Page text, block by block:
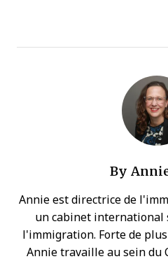
By
Annie est directrice de
un cabinet international
l'immigration. Forte de
Annie travaille au sein du